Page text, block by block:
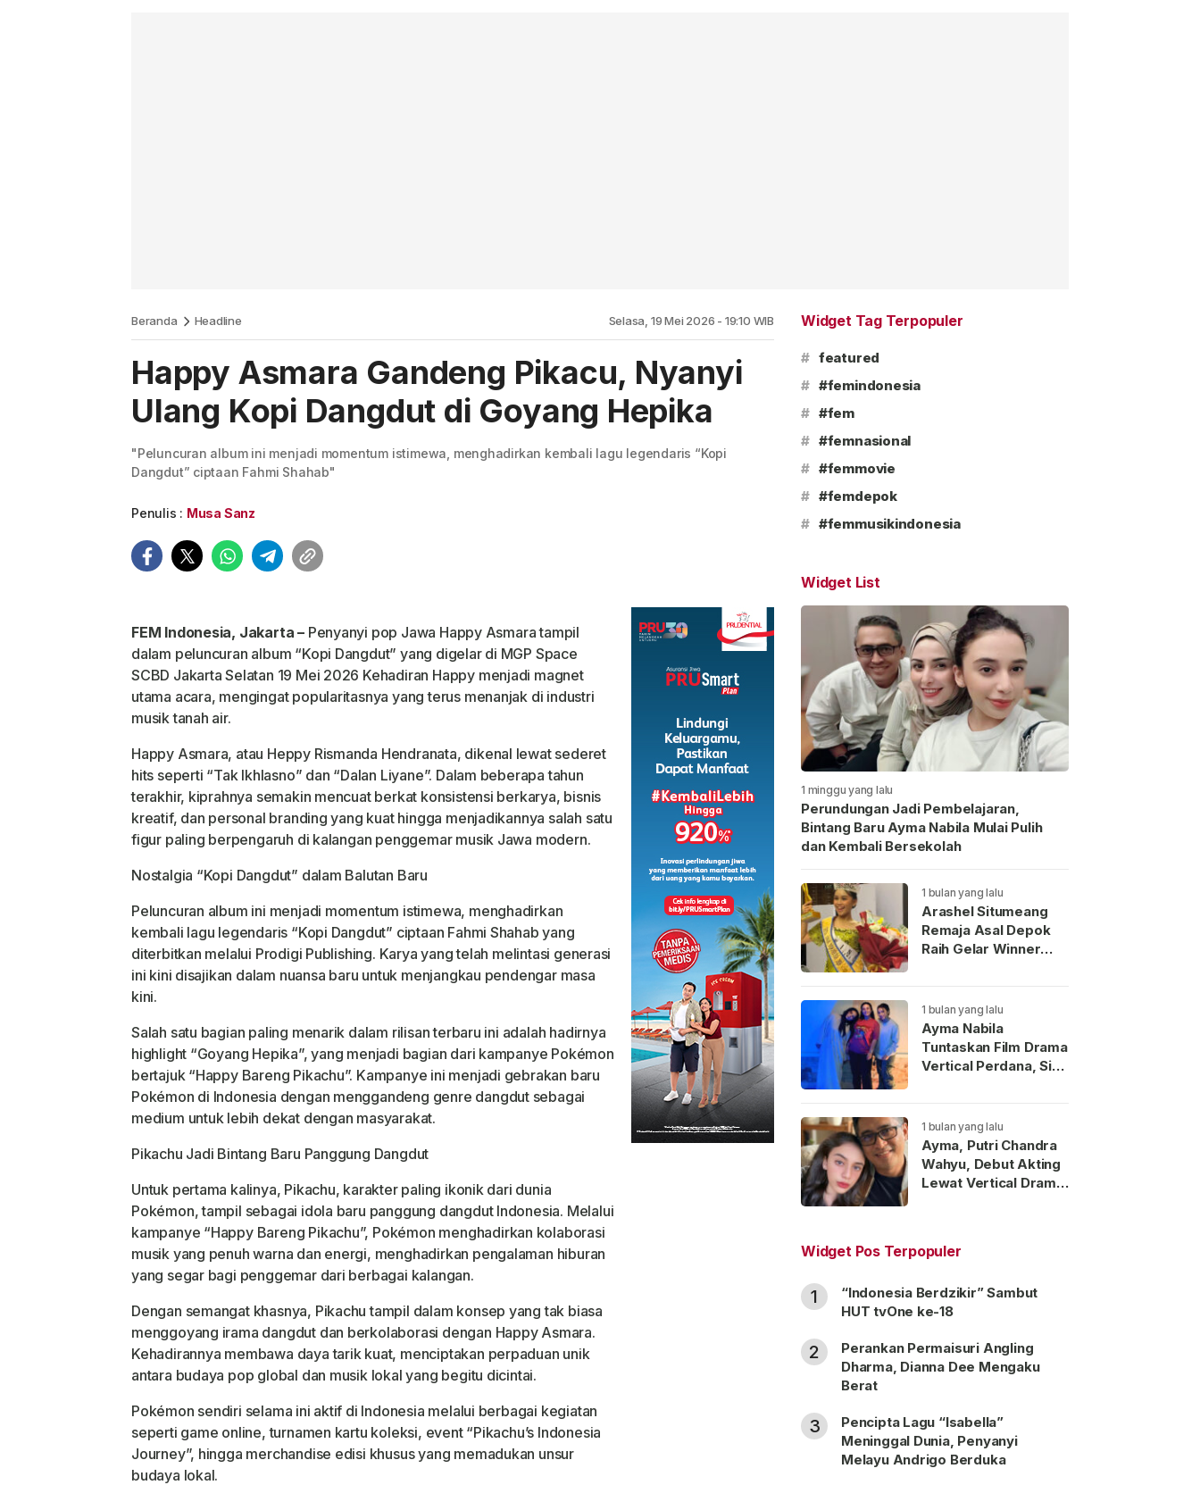
Beranda Headline Selasa, 19 Mei 2026 - 19:10 WIB
Happy Asmara Gandeng Pikacu, Nyanyi
Ulang Kopi Dangdut di Goyang Hepika
"Peluncuran album ini menjadi momentum istimewa, menghadirkan kembali lagu legendaris “Kopi
Dangdut” ciptaan Fahmi Shahab"
Penulis : Musa Sanz
FEM Indonesia, Jakarta – Penyanyi pop Jawa Happy Asmara tampil
dalam peluncuran album “Kopi Dangdut” yang digelar di MGP Space
SCBD Jakarta Selatan 19 Mei 2026 Kehadiran Happy menjadi magnet
utama acara, mengingat popularitasnya yang terus menanjak di industri
musik tanah air.
Happy Asmara, atau Heppy Rismanda Hendranata, dikenal lewat sederet
hits seperti “Tak Ikhlasno” dan “Dalan Liyane”. Dalam beberapa tahun
terakhir, kiprahnya semakin mencuat berkat konsistensi berkarya, bisnis
kreatif, dan personal branding yang kuat hingga menjadikannya salah satu
figur paling berpengaruh di kalangan penggemar musik Jawa modern.
Nostalgia “Kopi Dangdut” dalam Balutan Baru
Peluncuran album ini menjadi momentum istimewa, menghadirkan
kembali lagu legendaris “Kopi Dangdut” ciptaan Fahmi Shahab yang
diterbitkan melalui Prodigi Publishing. Karya yang telah melintasi generasi
ini kini disajikan dalam nuansa baru untuk menjangkau pendengar masa
kini.
Salah satu bagian paling menarik dalam rilisan terbaru ini adalah hadirnya
highlight “Goyang Hepika”, yang menjadi bagian dari kampanye Pokémon
bertajuk “Happy Bareng Pikachu”. Kampanye ini menjadi gebrakan baru
Pokémon di Indonesia dengan menggandeng genre dangdut sebagai
medium untuk lebih dekat dengan masyarakat.
Pikachu Jadi Bintang Baru Panggung Dangdut
Untuk pertama kalinya, Pikachu, karakter paling ikonik dari dunia
Pokémon, tampil sebagai idola baru panggung dangdut Indonesia. Melalui
kampanye “Happy Bareng Pikachu”, Pokémon menghadirkan kolaborasi
musik yang penuh warna dan energi, menghadirkan pengalaman hiburan
yang segar bagi penggemar dari berbagai kalangan.
Dengan semangat khasnya, Pikachu tampil dalam konsep yang tak biasa
menggoyang irama dangdut dan berkolaborasi dengan Happy Asmara.
Kehadirannya membawa daya tarik kuat, menciptakan perpaduan unik
antara budaya pop global dan musik lokal yang begitu dicintai.
Pokémon sendiri selama ini aktif di Indonesia melalui berbagai kegiatan
seperti game online, turnamen kartu koleksi, event “Pikachu’s Indonesia
Journey”, hingga merchandise edisi khusus yang memadukan unsur
budaya lokal.
Widget Tag Terpopuler
# featured
# #femindonesia
# #fem
# #femnasional
# #femmovie
# #femdepok
# #femmusikindonesia
Widget List
1 minggu yang lalu
Perundungan Jadi Pembelajaran,
Bintang Baru Ayma Nabila Mulai Pulih
dan Kembali Bersekolah
1 bulan yang lalu
Arashel Situmeang
Remaja Asal Depok
Raih Gelar Winner
1 bulan yang lalu
Ayma Nabila
Tuntaskan Film Drama
Vertical Perdana, Siap
Indonesia
1 bulan yang lalu
Ayma, Putri Chandra
Wahyu, Debut Akting
Lewat Vertical Drama
Widget Pos Terpopuler
1
“Indonesia Berdzikir” Sambut
HUT tvOne ke-18
2
Perankan Permaisuri Angling
Dharma, Dianna Dee Mengaku
Berat
3
Pencipta Lagu “Isabella”
Meninggal Dunia, Penyanyi
Melayu Andrigo Berduka